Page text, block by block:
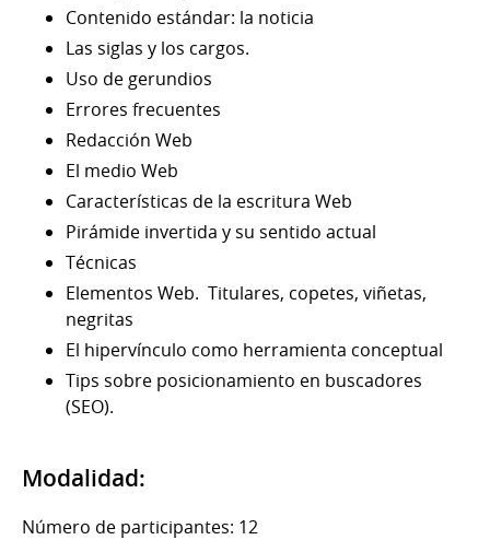
Contenido estándar: la noticia
Las siglas y los cargos.
Uso de gerundios
Errores frecuentes
Redacción Web
El medio Web
Características de la escritura Web
Pirámide invertida y su sentido actual
Técnicas
Elementos Web. Titulares, copetes, viñetas,
negritas
El hipervínculo como herramienta conceptual
Tips sobre posicionamiento en buscadores
(SEO).
Modalidad:
Número de participantes: 12